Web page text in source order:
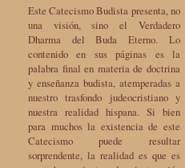
Este Catecismo Budista presenta, no
una visión, sino el Verdadero
Dharma del Buda Eterno. Lo
contenido en sus páginas es la
palabra final en materia de doctrina
y enseñanza budista, atemperadas a
nuestro trasfondo judeocristiano y
nuestra realidad hispana. Si bien
para muchos la existencia de este
Catecismo puede resultar
sorprendente, la realidad es que es